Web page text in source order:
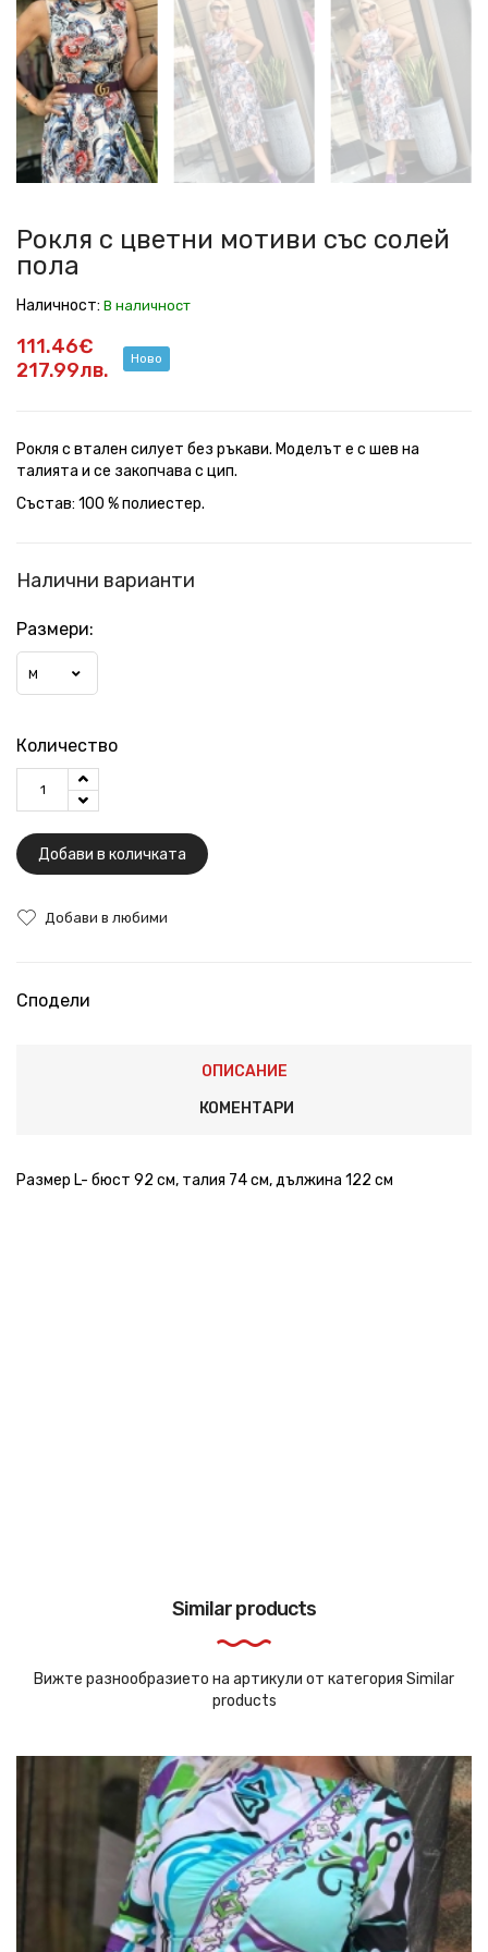
с
цветни
мотиви
със
солей
пола
с
цветни
мотиви
със
солей
пола
с
цветни
мотиви
със
солей
пола
с
цветни
мотиви
със
солей
пола
с
цветни
мотиви
със
солей
пола
Рокля с цветни мотиви със солей
пола
Наличност: В наличност
111.46€
217.99лв.
Ново
Рокля с втален силует без ръкави. Моделът е с шев на
талията и се закопчава с цип.
Състав: 100 % полиестер.
Налични варианти
Размери:
М
Количество
Добави в количката
Добави в любими
Сподели
ОПИСАНИЕ
КОМЕНТАРИ
Размер L- бюст 92 см, талия 74 см, дължина 122 см
Similar products
Вижте разнообразието на артикули от категория Similar
products